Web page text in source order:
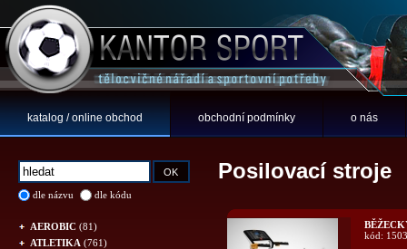
katalog / online obchod obchodní podmínky o nás
dle názvu dle kódu
AEROBIC (81)
ATLETIKA (761)
Posilovací stroje
kód: